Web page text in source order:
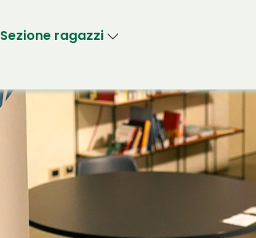
Sezione ragazzi